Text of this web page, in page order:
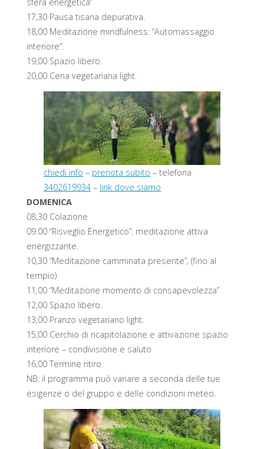
17,30 Pausa tisana depurativa.
18,00 Meditazione mindfulness: “Automassaggio
interiore”.
19,00 Spazio libero.
20,00 Cena vegetariana light.
chiedi info – prenota subito – telefona
3402619934 – link dove siamo
DOMENICA
08,30 Colazione
09.00 “Risveglio Energetico”: meditazione attiva
energizzante.
10,30 “Meditazione camminata presente”, (fino al
tempio)
11,00 “Meditazione momento di consapevolezza”
12,00 Spazio libero.
13,00 Pranzo vegetariano light.
15,00 Cerchio di ricapitolazione e attivazione spazio
interiore – condivisione e saluto
16,00 Termine ritiro
NB: il programma può variare a seconda delle tue
esigenze o del gruppo e delle condizioni meteo.